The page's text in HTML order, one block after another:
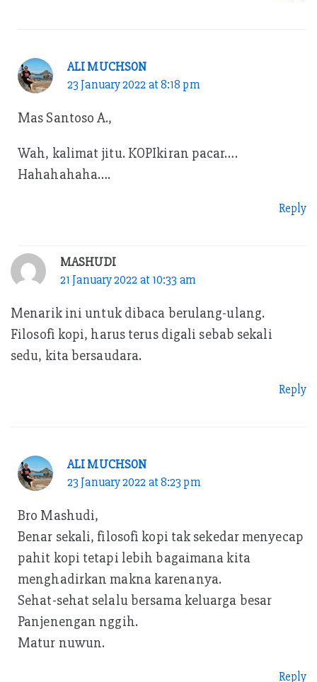
ALI MUCHSON
23 January 2022 at 8:18 pm
Mas Santoso A.,
Wah, kalimat jitu. KOPIkiran pacar….
Hahahahaha….
Reply
MASHUDI
21 January 2022 at 10:33 am
Menarik ini untuk dibaca berulang-ulang.
Filosofi kopi, harus terus digali sebab sekali
sedu, kita bersaudara.
Reply
ALI MUCHSON
23 January 2022 at 8:23 pm
Bro Mashudi,
Benar sekali, filosofi kopi tak sekedar menyecap
pahit kopi tetapi lebih bagaimana kita
menghadirkan makna karenanya.
Sehat-sehat selalu bersama keluarga besar
Panjenengan nggih.
Matur nuwun.
Reply